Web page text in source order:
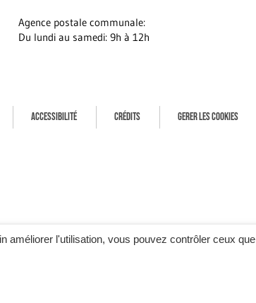
améliorer l'utilisation, vous pouvez contrôler ceux que
Agence postale communale:
Du lundi au samedi: 9h à 12h
ACCESSIBILITÉ CRÉDITS GERER LES COOKIES